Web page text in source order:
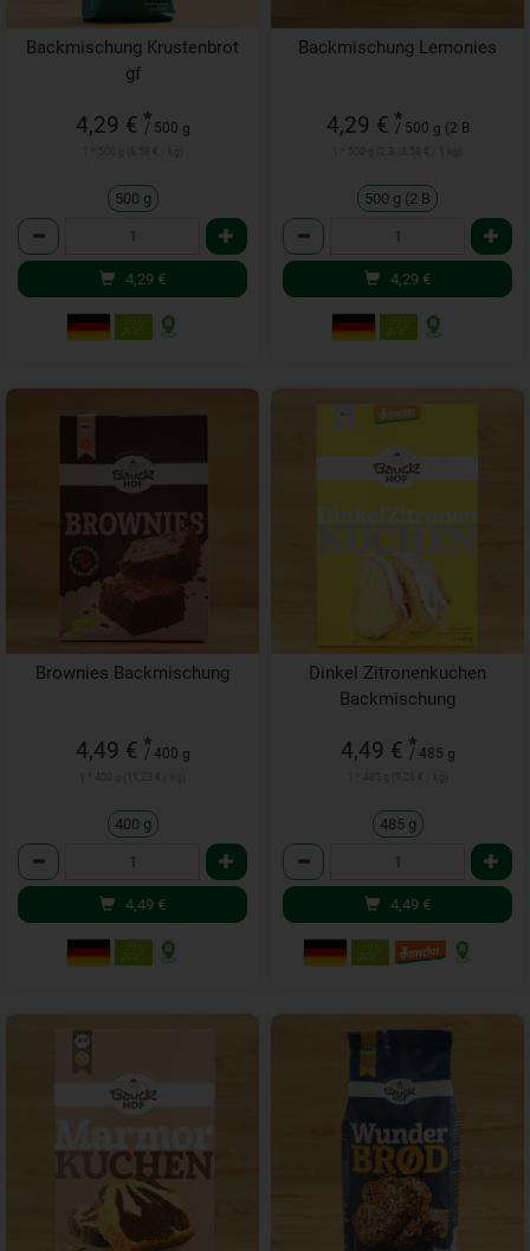
Backmischung Krustenbrot
gf
4,29 € *
/ 500 g
500 g
Anzahl
4,29 €
Backmischung Lemonies
4,29 € *
/ 500 g (2 B
500 g (2 B
Anzahl
4,29 €
Brownies Backmischung
4,49 € *
/ 400 g
400 g
Anzahl
4,49 €
Dinkel Zitronenkuchen
Backmischung
4,49 € *
/ 485 g
485 g
Anzahl
4,49 €